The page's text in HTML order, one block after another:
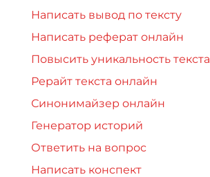
Написать вывод по тексту
Написать реферат онлайн
Повысить уникальность текста
Рерайт текста онлайн
Синонимайзер онлайн
Генератор историй
Ответить на вопрос
Написать конспект